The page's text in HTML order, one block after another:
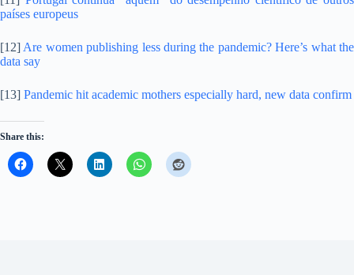
países europeus
[12] Are women publishing less during the pandemic? Here’s what the
data say
[13] Pandemic hit academic mothers especially hard, new data confirm
Share this: